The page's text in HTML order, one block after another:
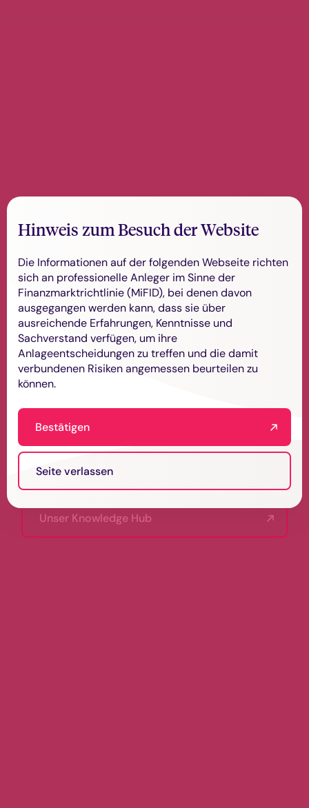
Hanseatisch,
verlässlich,
wegweisend.
Verantwortungsvoller Partner für
die Zukunft.
Über uns
Unser Knowledge Hub
Hinweis zum Besuch der Website
Die Informationen auf der folgenden Webseite richten
sich an professionelle Anleger im Sinne der
Finanzmarktrichtlinie (MiFID), bei denen davon
ausgegangen werden kann, dass sie über
ausreichende Erfahrungen, Kenntnisse und
Sachverstand verfügen, um ihre
Anlageentscheidungen zu treffen und die damit
verbundenen Risiken angemessen beurteilen zu
können.
Bestätigen
Seite verlassen